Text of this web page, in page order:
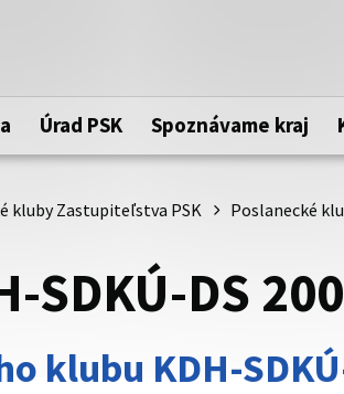
kraja.
Táto stránka je
zabezpečenú
https:// pred
Úrad PSK Spoznávame kraj
kluby Zastupiteľstva PSK Poslanecké
SDKÚ-DS
klubu KDH-